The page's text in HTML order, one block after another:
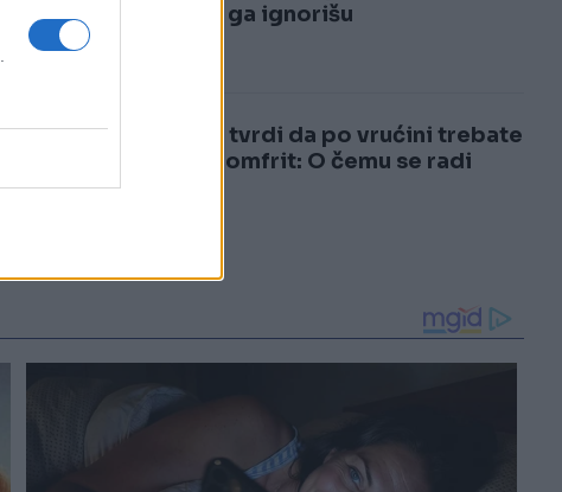
mnogi ga ignorišu
4
Ljekar tvrdi da po vrućini trebate
jesti pomfrit: O čemu se radi